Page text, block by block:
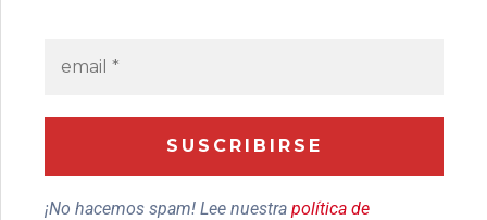
¡No hacemos spam! Lee nuestra política de